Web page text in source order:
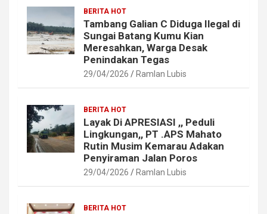
BERITA HOT
Tambang Galian C Diduga Ilegal di
Sungai Batang Kumu Kian
Meresahkan, Warga Desak
Penindakan Tegas
29/04/2026 Ramlan Lubis
BERITA HOT
Layak Di APRESIASI ,, Peduli
Lingkungan,, PT .APS Mahato
Rutin Musim Kemarau Adakan
Penyiraman Jalan Poros
29/04/2026 Ramlan Lubis
BERITA HOT